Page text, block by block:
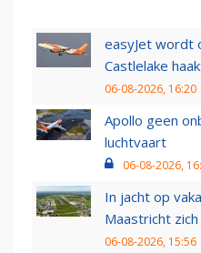
easyJet wordt
Castlelake
06-08-2026, 16:20
Apollo geen
luchtvaart
06-08-2026,
In jacht op
Maastricht zich
06-08-2026, 15:56